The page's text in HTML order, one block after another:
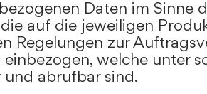
Daten im Sinne
auf die jeweiligen
Regelungen zur
welche unter
und abrufbar sind.